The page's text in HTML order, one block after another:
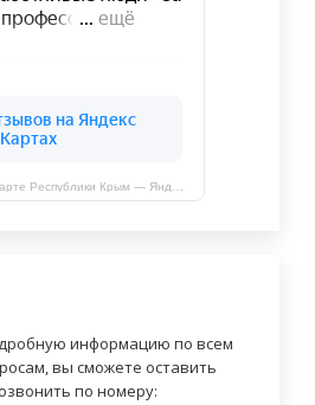
информацию по всем
вы сможете оставить
по номеру: